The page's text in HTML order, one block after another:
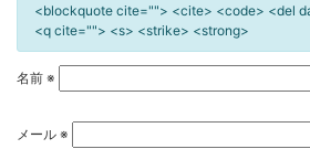
<blockquote cite=""> <cite> <code> <del
<q cite=""> <s> <strike> <strong>
名前 ※
メール ※